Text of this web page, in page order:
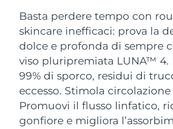
Basta perdere tempo con
skincare inefficaci: prova la
dolce e profonda di sempre
viso pluripremiata LUNA™ 4.
99% di sporco, residui di
eccesso. Stimola
Promuovi il flusso linfatico,
gonfiore e migliora